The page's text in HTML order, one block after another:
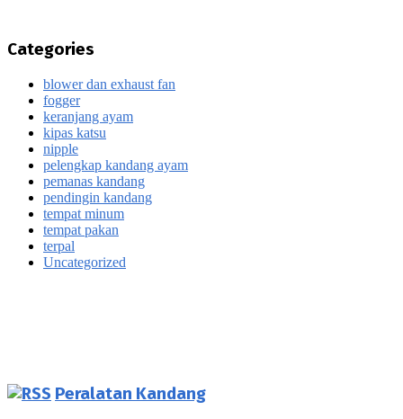
Categories
blower dan exhaust fan
fogger
keranjang ayam
kipas katsu
nipple
pelengkap kandang ayam
pemanas kandang
pendingin kandang
tempat minum
tempat pakan
terpal
Uncategorized
Peralatan Kandang